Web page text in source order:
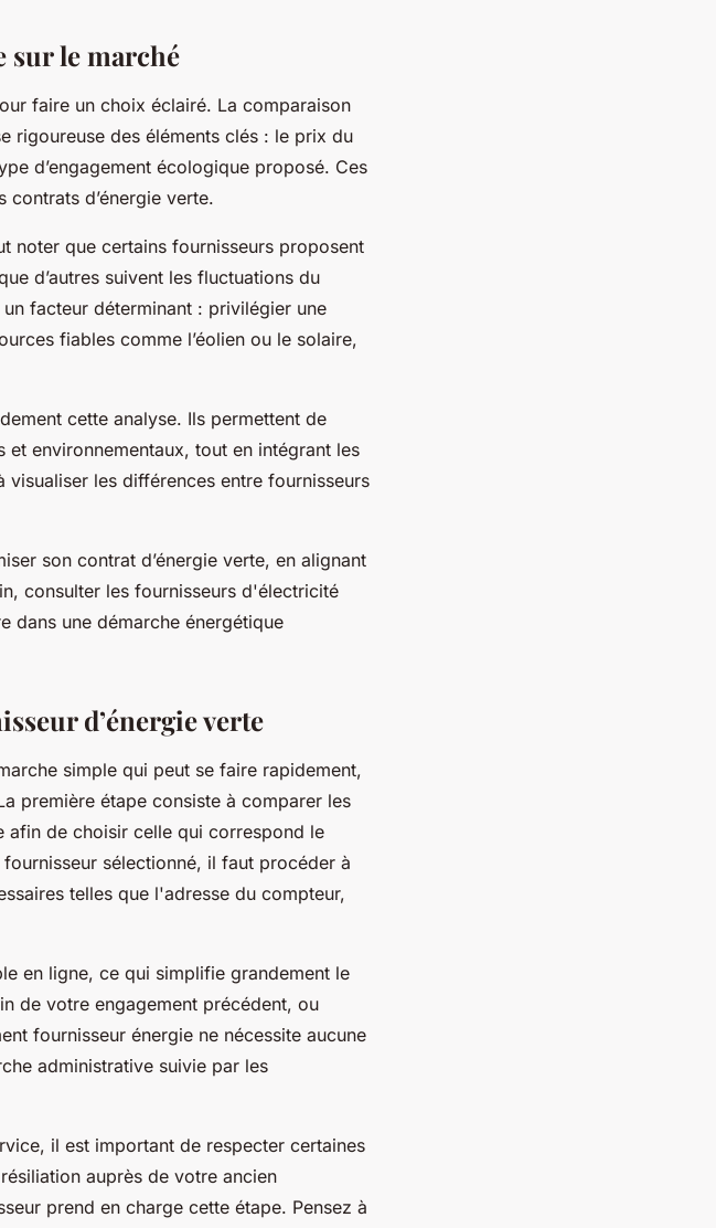
sur le marché
faire un choix éclairé. La comparaison
rigoureuse des éléments clés : le prix du
d’engagement écologique proposé. Ces
d’énergie verte.
noter que certains fournisseurs proposent
d’autres suivent les fluctuations du
facteur déterminant : privilégier une
fiables comme l’éolien ou le solaire,
cette analyse. Ils permettent de
environnementaux, tout en intégrant les
les différences entre fournisseurs
son contrat d’énergie verte, en alignant
consulter les fournisseurs d'électricité
dans une démarche énergétique
d’énergie verte
simple qui peut se faire rapidement,
première étape consiste à comparer les
de choisir celle qui correspond le
sélectionné, il faut procéder à
telles que l'adresse du compteur,
en ligne, ce qui simplifie grandement le
de votre engagement précédent, ou
fournisseur énergie ne nécessite aucune
administrative suivie par les
il est important de respecter certaines
auprès de votre ancien
prend en charge cette étape. Pensez à